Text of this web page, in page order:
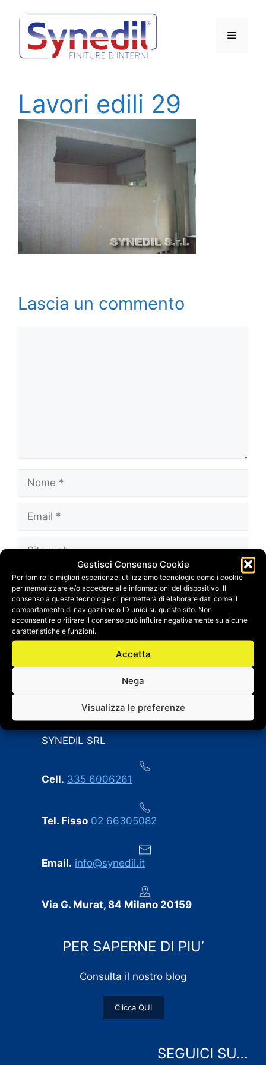
Gestisci Consenso Cookie
Per fornire le migliori esperienze, utilizziamo tecnologie come i cookie
per memorizzare e/o accedere alle informazioni del dispositivo. Il
consenso a queste tecnologie ci permetterà di elaborare dati come il
comportamento di navigazione o ID unici su questo sito. Non
acconsentire o ritirare il consenso può influire negativamente su alcune
caratteristiche e funzioni.
Accetta
Nega
Visualizza le preferenze
contenuto
Menu
Lavori edili 29
Lascia un commento
Nome
Email
Sito
Salva il mio nome, email e sito web in questo
browser per la prossima volta che
commento.
CONTATTI
SYNEDIL SRL
Cell. 335 6006261
Tel. Fisso 02 66305082
Email. info@synedil.it
Via G. Murat, 84 Milano 20159
PER SAPERNE DI PIU’
Consulta il nostro blog
Clicca QUI
SEGUICI SU…